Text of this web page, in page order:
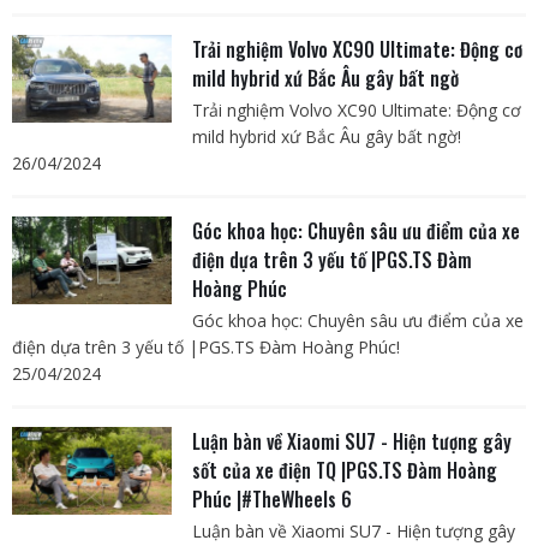
Trải nghiệm Volvo XC90 Ultimate: Động cơ
mild hybrid xứ Bắc Âu gây bất ngờ
Trải nghiệm Volvo XC90 Ultimate: Động cơ
mild hybrid xứ Bắc Âu gây bất ngờ!
26/04/2024
Góc khoa học: Chuyên sâu ưu điểm của xe
điện dựa trên 3 yếu tố |PGS.TS Đàm
Hoàng Phúc
Góc khoa học: Chuyên sâu ưu điểm của xe
điện dựa trên 3 yếu tố |PGS.TS Đàm Hoàng Phúc!
25/04/2024
Luận bàn về Xiaomi SU7 - Hiện tượng gây
sốt của xe điện TQ |PGS.TS Đàm Hoàng
Phúc |#TheWheels 6
Luận bàn về Xiaomi SU7 - Hiện tượng gây